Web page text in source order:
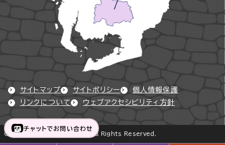
サイトマップ サイトポリシー
個人情報保護
リンクについて
ウェブアクセシビリティ方針
Copyright © Okazaki City All Rights Reserved.
チャットでお問い合わせ